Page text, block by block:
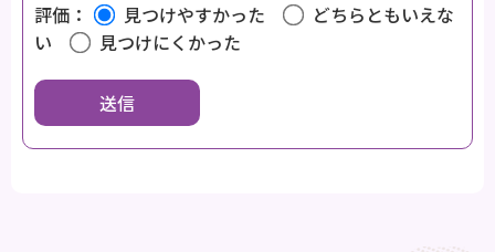
評価：
見つけやすかった
どちらともいえな
い
見つけにくかった